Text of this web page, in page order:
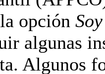
opción
algunas
Algunos